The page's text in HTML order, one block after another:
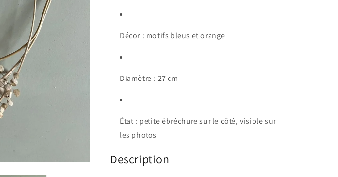
Décor : motifs bleus et orange
Diamètre : 27 cm
État : petite ébréchure sur le côté, visible sur
les photos
Description